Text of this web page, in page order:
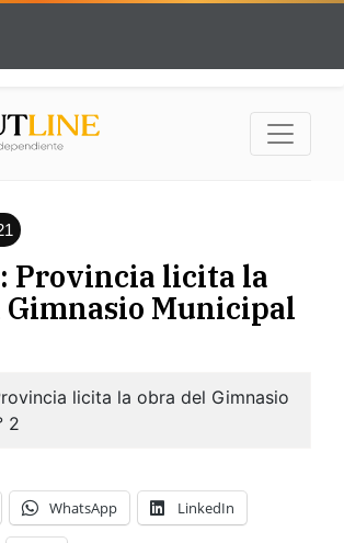
Provincia licita la
Gimnasio Municipal
WhatsApp LinkedIn